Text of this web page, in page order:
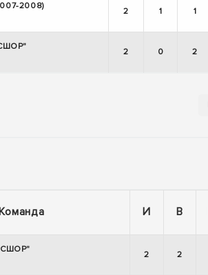
2008)
2 1 1
2 0 2
И В
СШОР"
2 2